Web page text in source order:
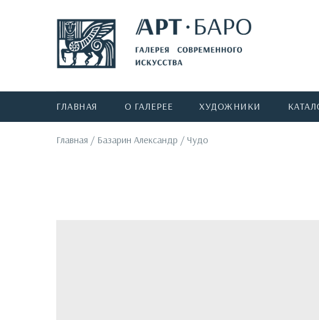
ГЛАВНАЯ О ГАЛЕРЕЕ ХУДОЖНИКИ
Главная / Базарин Александр / Чудо